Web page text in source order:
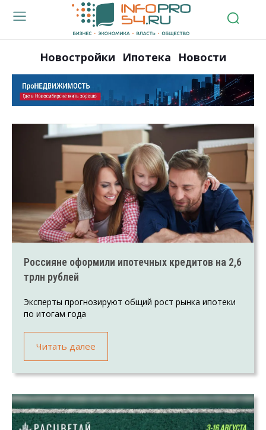
Новостройки Ипотека Новости
Россияне оформили ипотечных кредитов на 2,6
трлн рублей
Эксперты прогнозируют общий рост рынка ипотеки
по итогам года
Читать далее